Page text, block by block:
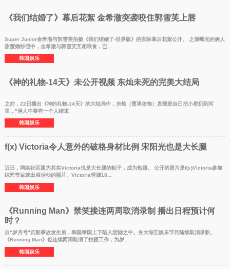
《我们结婚了》幕后花絮 金希澈突袭咬住郭雪芙上唇
Super Junior金希澈与郭雪芙拍摄《我们结婚了-世界版》的实际幕后花絮公开。 之前曝光的俩人
甜蜜婚纱照中，金希澈与郭雪芙互相喂食，已...
韩国娱乐
《神的礼物-14天》未公开视频 东灿未死的完美大结局
之前，22日播出《神的礼物-14天》的大结局中，东灿（曹承佑饰）发现是自己把小星扔到河
里，"俩人中要有一个人结束
韩国娱乐
f(x) Victoria令人意外的破格身材比例 宋阳光也是大长腿
近日，网络社区题为其实Victoria也是大长腿的帖子，成为热题。 公开的照片是f(x)Victoria参加
综艺节目或出席活动的照片。Victoria劈腿18...
韩国娱乐
《Running Man》禁笑接连两周取消录制 播出日程预计何
时？
自"岁月号"沉船事故发生后，韩国举国上下陷入悲恸之中。各大综艺娱乐节目陆续取消录影。
《Running Man》也连续两周取消了拍摄工作，为岁...
韩国娱乐